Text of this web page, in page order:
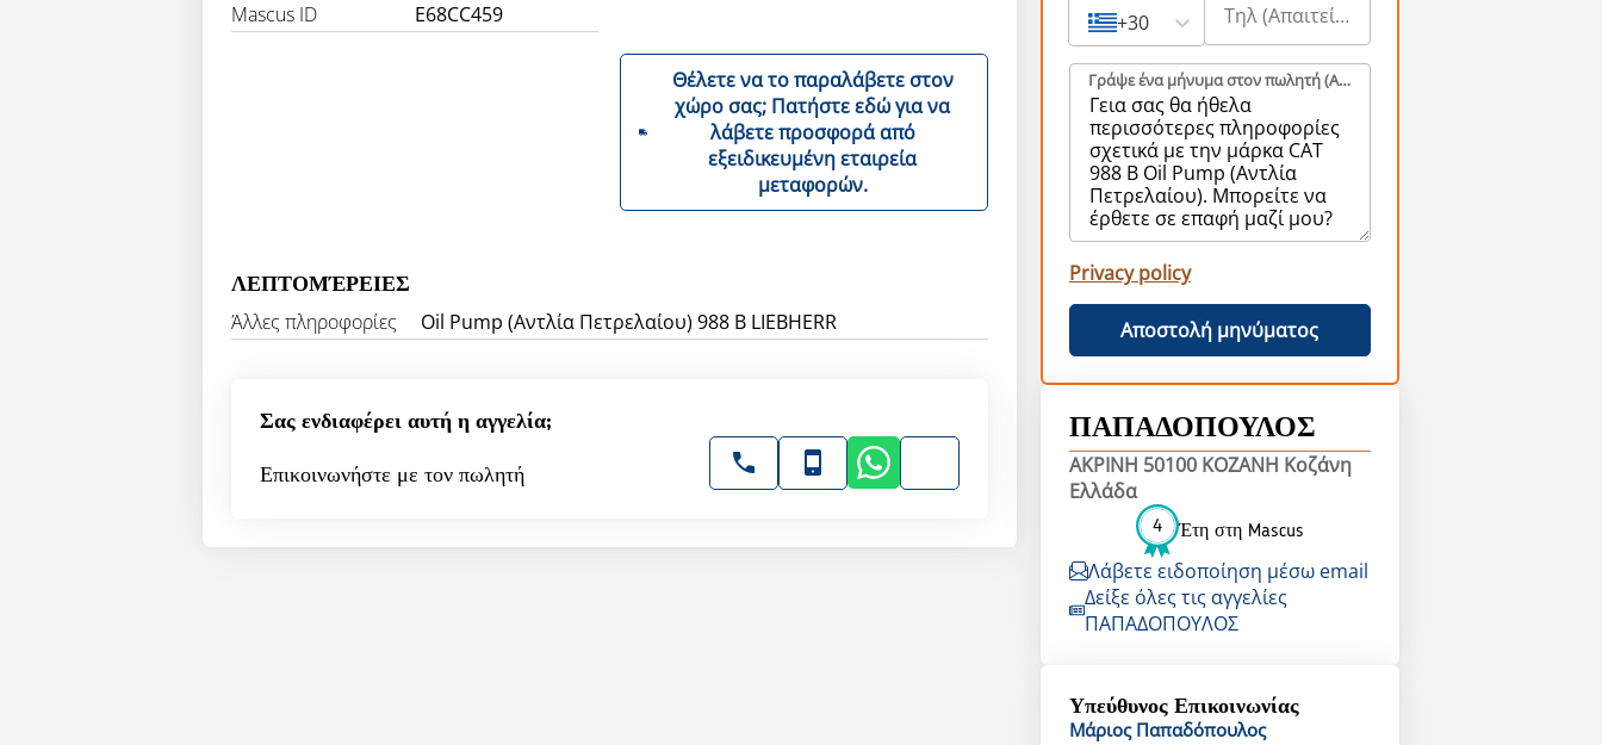
Mascus ID
E68CC459
Θέλετε να το παραλάβετε στον
χώρο σας; Πατήστε εδώ για να
λάβετε προσφορά από
εξειδικευμένη εταιρεία
μεταφορών.
ΛΕΠΤΟΜΈΡΕΙΕΣ
Άλλες πληροφορίες Oil Pump (Αντλία Πετρελαίου) 988 B LIEBHERR
Σας ενδιαφέρει αυτή η αγγελία;
Επικοινωνήστε με τον πωλητή
+30
Γράψε ένα μήνυμα στον πωλητή (Aπαιτείται)
Privacy policy
Αποστολή μηνύματος
ΠΑΠΑΔΟΠΟΥΛΟΣ
ΑΚΡΙΝΗ 50100 ΚΟΖΑΝΗ Κοζάνη
Ελλάδα
4 Έτη στη Mascus
Λάβετε ειδοποίηση μέσω email
Δείξε όλες τις αγγελίες
ΠΑΠΑΔΟΠΟΥΛΟΣ
Υπεύθυνος Επικοινωνίας
Μάριος Παπαδόπουλος